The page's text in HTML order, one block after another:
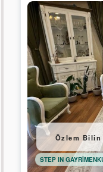
Özlem Bilin